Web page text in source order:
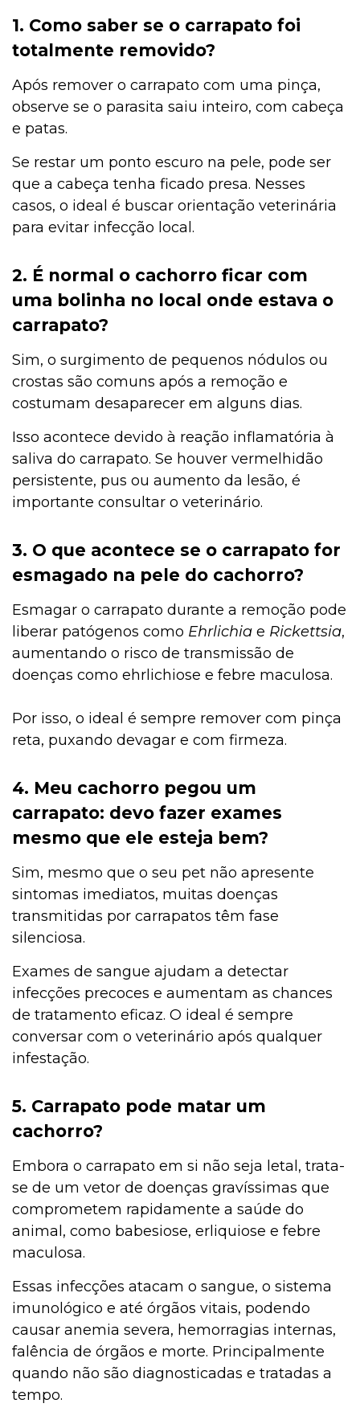
1. Como saber se o carrapato foi
totalmente removido?
Após remover o carrapato com uma pinça,
observe se o parasita saiu inteiro, com cabeça
e patas.
Se restar um ponto escuro na pele, pode ser
que a cabeça tenha ficado presa. Nesses
casos, o ideal é buscar orientação veterinária
para evitar infecção local.
2. É normal o cachorro ficar com
uma bolinha no local onde estava o
carrapato?
Sim, o surgimento de pequenos nódulos ou
crostas são comuns após a remoção e
costumam desaparecer em alguns dias.
Isso acontece devido à reação inflamatória à
saliva do carrapato. Se houver vermelhidão
persistente, pus ou aumento da lesão, é
importante consultar o veterinário.
3. O que acontece se o carrapato for
esmagado na pele do cachorro?
Esmagar o carrapato durante a remoção pode
liberar patógenos como Ehrlichia e Rickettsia,
aumentando o risco de transmissão de
doenças como ehrlichiose e febre maculosa.
Por isso, o ideal é sempre remover com pinça
reta, puxando devagar e com firmeza.
4. Meu cachorro pegou um
carrapato: devo fazer exames
mesmo que ele esteja bem?
Sim, mesmo que o seu pet não apresente
sintomas imediatos, muitas doenças
transmitidas por carrapatos têm fase
silenciosa.
Exames de sangue ajudam a detectar
infecções precoces e aumentam as chances
de tratamento eficaz. O ideal é sempre
conversar com o veterinário após qualquer
infestação.
5. Carrapato pode matar um
cachorro?
Embora o carrapato em si não seja letal, trata-
se de um vetor de doenças gravíssimas que
comprometem rapidamente a saúde do
animal, como babesiose, erliquiose e febre
maculosa.
Essas infecções atacam o sangue, o sistema
imunológico e até órgãos vitais, podendo
causar anemia severa, hemorragias internas,
falência de órgãos e morte. Principalmente
quando não são diagnosticadas e tratadas a
tempo.